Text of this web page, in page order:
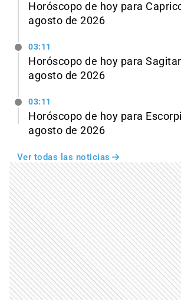
Horóscopo de hoy para
agosto de 2026
03:11
Horóscopo de hoy para
agosto de 2026
03:11
Horóscopo de hoy para
agosto de 2026
Ver todas las noticias